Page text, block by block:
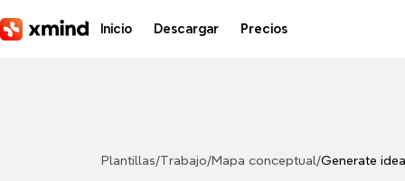
Inicio Descargar Precios
Plantillas/Trabajo/Mapa conceptual/Generate